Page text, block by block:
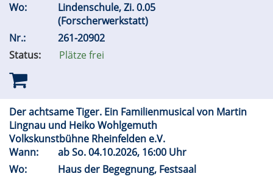
Wo:
Lindenschule, Zi. 0.05
(Forscherwerkstatt)
Nr.:
261-20902
Status:
Plätze frei
Der achtsame Tiger. Ein Familienmusical von Martin
Lingnau und Heiko Wohlgemuth
Volkskunstbühne Rheinfelden e.V.
Wann:
abSo.04.10.2026, 16:00 Uhr
Wo:
Haus der Begegnung, Festsaal